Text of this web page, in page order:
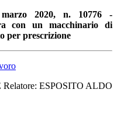
marzo 2020, n. 10776 -
con un macchinario di
per prescrizione
ESPOSITO ALDO